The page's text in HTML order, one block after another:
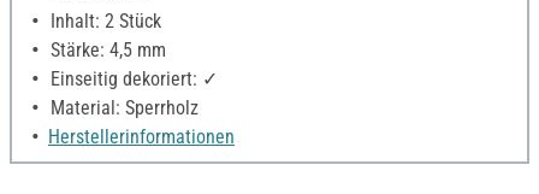
Inhalt: 2 Stück
Stärke: 4,5 mm
Einseitig dekoriert: ✓
Material: Sperrholz
Herstellerinformationen